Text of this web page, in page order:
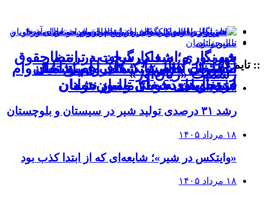
شهریور و امید کارگران به ترمیم حقوق
اعتبارات مالی بانک‌ها برای پرداخت وام
اشتغال مددجویان تامین نشد
«اشتغال ناقص»؛ شکاف عمیق میان
فرصت‌های شغلی و نیاز جوانان
ضرورت افزایش سقف وام اشتغال
مددجویان به ۴۰۰ میلیون تومان
خبرنگاری؛ شغلی سخت در انتظار
رسمیت «زیان‌آور»
:: تایم لاین
۱۸ مرداد ۱۴۰۵
رشد ۳۱ درصدی تولید شیر در سیستان و بلوچستان
۱۸ مرداد ۱۴۰۵
«وایتکس در شیر»؛ شایعه‌ای که از ابتدا کذب بود
۱۸ مرداد ۱۴۰۵